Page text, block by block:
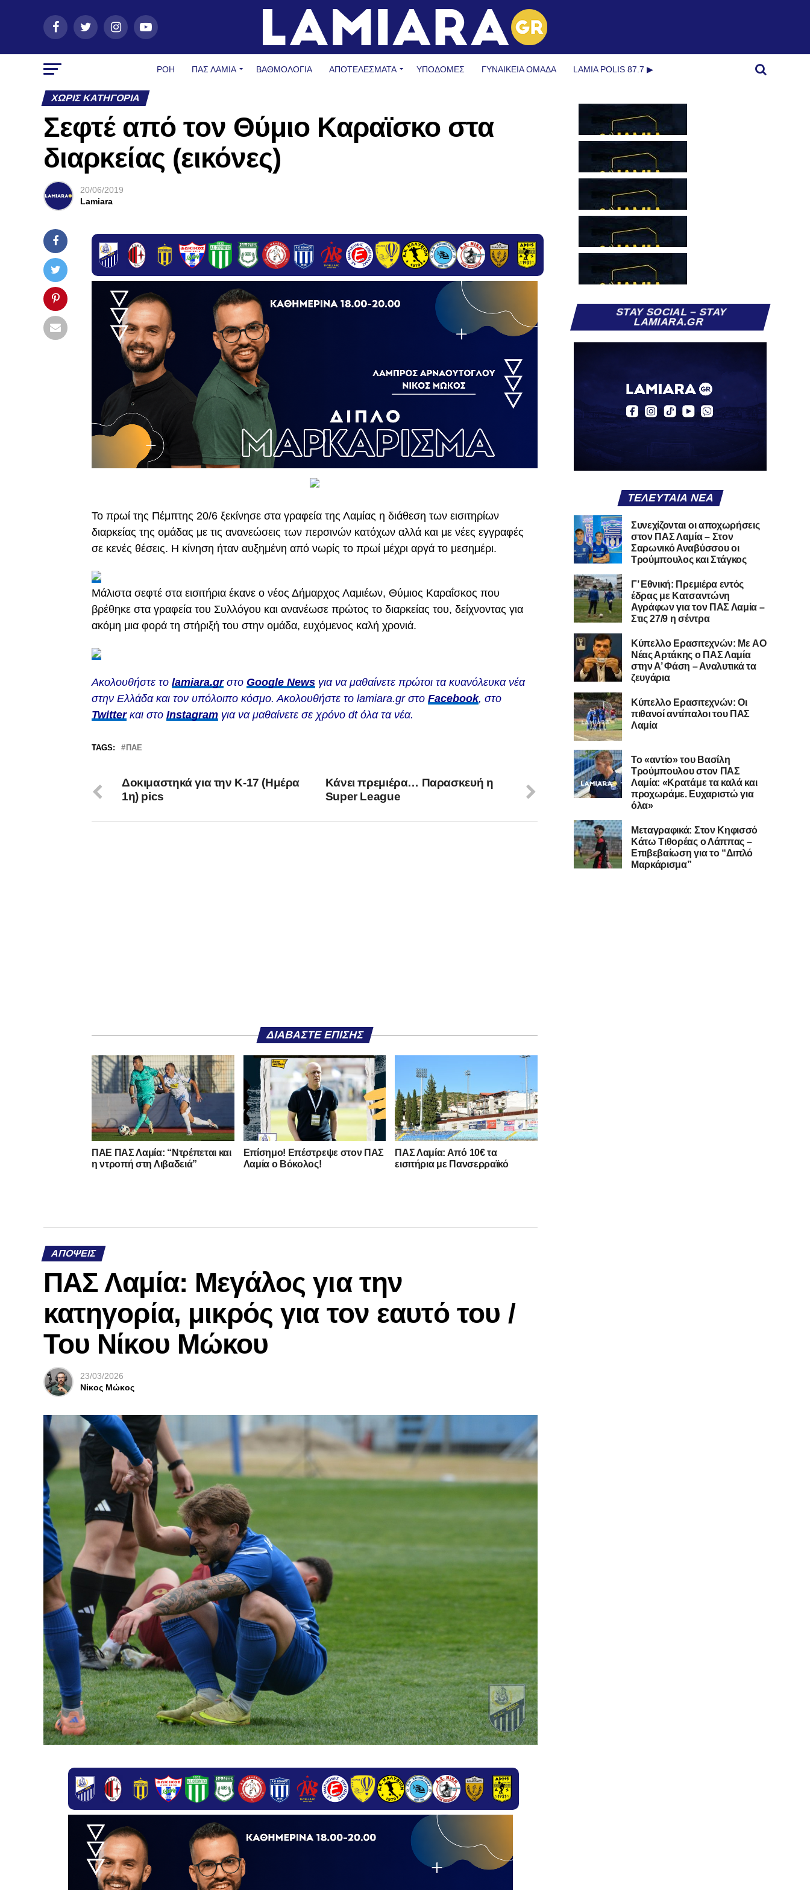
ΡΟΗ ΠΑΣ ΛΑΜΊΑ ΒΑΘΜΟΛΟΓΙΑ ΑΠΟΤΕΛΕΣΜΑΤΑ ΥΠΟΔΟΜΈΣ ΓΥΝΑΙΚΕΊΑ ΟΜΆΔΑ LAMIA POLIS 87.7 ▶︎
ΧΩΡΊΣ ΚΑΤΗΓΟΡΊΑ
Σεφτέ από τον Θύμιο Καραϊσκο στα
διαρκείας (εικόνες)
20/06/2019
Lamiara
Το πρωί της Πέμπτης 20/6 ξεκίνησε στα γραφεία της Λαμίας η διάθεση των εισιτηρίων
διαρκείας της ομάδας με τις ανανεώσεις των περσινών κατόχων αλλά και με νέες εγγραφές
σε κενές θέσεις. Η κίνηση ήταν αυξημένη από νωρίς το πρωί μέχρι αργά το μεσημέρι.
Μάλιστα σεφτέ στα εισιτήρια έκανε ο νέος Δήμαρχος Λαμιέων, Θύμιος Καραΐσκος που
βρέθηκε στα γραφεία του Συλλόγου και ανανέωσε πρώτος το διαρκείας του, δείχνοντας για
ακόμη μια φορά τη στήριξή του στην ομάδα, ευχόμενος καλή χρονιά.
Ακολουθήστε το lamiara.grστο Google News για να μαθαίνετε πρώτοι τα κυανόλευκα νέα
στην Ελλάδα και τον υπόλοιπο κόσμο. Ακολουθήστε το lamiara.gr στο Facebook, στο
Twitterκαι στο Instagram για να μαθαίνετε σε χρόνο dt όλα τα νέα.
TAGS: ΠΑΕ
Κάνει πρεμιέρα… Παρασκευή η
Super League
Δοκιμαστηκά για την Κ-17 (Ημέρα
1η) pics
ΔΙΑΒΆΣΤΕ ΕΠΊΣΗΣ
ΠΑΕ ΠΑΣ Λαμία: “Ντρέπεται και
η ντροπή στη Λιβαδειά”
Επίσημο! Επέστρεψε στον ΠΑΣ
Λαμία ο Βόκολος!
ΠΑΣ Λαμία: Από 10€ τα
εισιτήρια με Πανσερραϊκό
ΑΠΌΨΕΙΣ
ΠΑΣ Λαμία: Μεγάλος για την
κατηγορία, μικρός για τον εαυτό του /
Του Νίκου Μώκου
23/03/2026
Νίκος Μώκος
STAY SOCIAL – STAY
LAMIARA.GR
ΤΕΛΕΥΤΑΊΑ ΝΈΑ
Συνεχίζονται οι αποχωρήσεις
στον ΠΑΣ Λαμία – Στον
Σαρωνικό Αναβύσσου οι
Τρούμπουλος και Στάγκος
Γ’ Εθνική: Πρεμιέρα εντός
έδρας με Κατσαντώνη
Αγράφων για τον ΠΑΣ Λαμία –
Στις 27/9 η σέντρα
Kύπελλο Ερασιτεχνών: Με AO
Nέας Αρτάκης ο ΠΑΣ Λαμία
στην Α’ Φάση – Αναλυτικά τα
ζευγάρια
Κύπελλο Ερασιτεχνών: Οι
πιθανοί αντίπαλοι του ΠΑΣ
Λαμία
Το «αντίο» του Βασίλη
Τρούμπουλου στον ΠΑΣ
Λαμία: «Κρατάμε τα καλά και
προχωράμε. Ευχαριστώ για
όλα»
Μεταγραφικά: Στον Κηφισσό
Κάτω Τιθορέας ο Λάππας –
Επιβεβαίωση για το “Διπλό
Μαρκάρισμα”